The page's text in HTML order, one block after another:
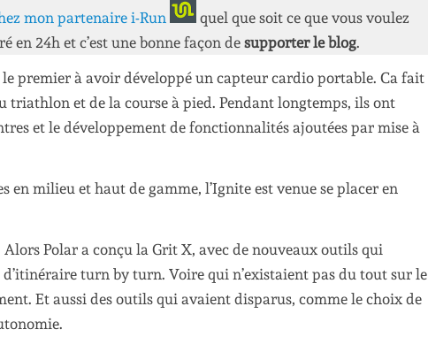
mon partenaire i-Run
quel que soit ce que vous voulez
en 24h et c’est une bonne façon de supporter le blog.
premier à avoir développé un capteur cardio portable. Ca fait
triathlon et de la course à pied. Pendant longtemps, ils ont
et le développement de fonctionnalités ajoutées par mise à
milieu et haut de gamme, l’Ignite est venue se placer en
Polar a conçu la Grit X, avec de nouveaux outils qui
turn by turn. Voire qui n’existaient pas du tout sur le
Et aussi des outils qui avaient disparus, comme le choix de